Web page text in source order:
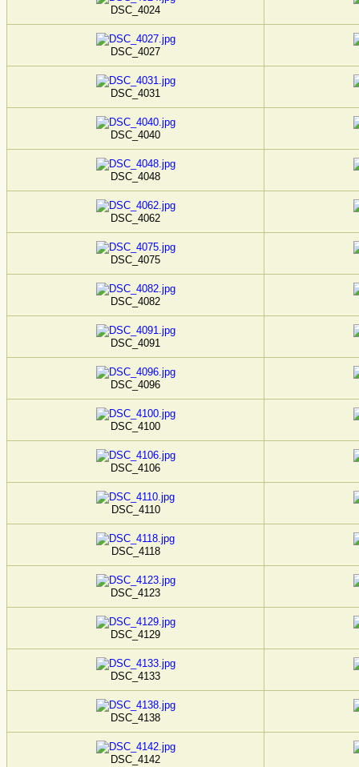
DSC_4024
DSC_4027
DSC_4031
DSC_4040
DSC_4048
DSC_4062
DSC_4075
DSC_4082
DSC_4091
DSC_4096
DSC_4100
DSC_4106
DSC_4110
DSC_4118
DSC_4123
DSC_4129
DSC_4133
DSC_4138
DSC_4142